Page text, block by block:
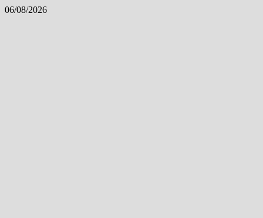
Skip
06/08/2026